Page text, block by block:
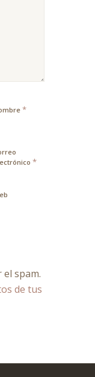
*
*
spam.
de tus